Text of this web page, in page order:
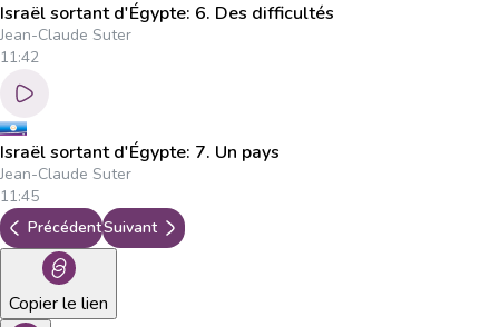
Israël sortant d'Égypte: 6. Des difficultés
Jean-Claude Suter
11:42
Israël sortant d'Égypte: 7. Un pays
Jean-Claude Suter
11:45
PrécédentSuivant
Copier le lien